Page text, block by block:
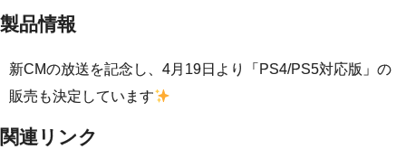
製品情報
新CMの放送を記念し、4月19日より「PS4/PS5対応版」の
販売も決定しています
関連リンク